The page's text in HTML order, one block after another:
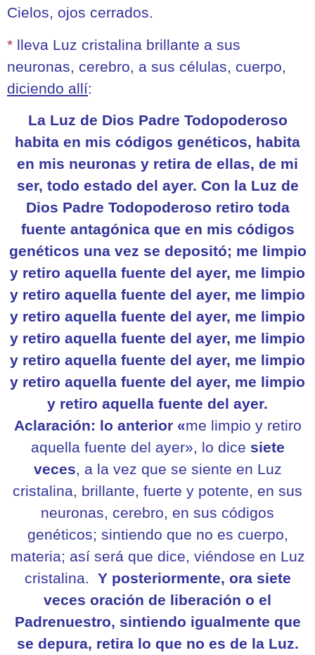
Cielos, ojos cerrados.
* lleva Luz cristalina brillante a sus
neuronas, cerebro, a sus células, cuerpo,
diciendo allí:
La Luz de Dios Padre Todopoderoso
habita en mis códigos genéticos, habita
en mis neuronas y retira de ellas, de mi
ser, todo estado del ayer. Con la Luz de
Dios Padre Todopoderoso retiro toda
fuente antagónica que en mis códigos
genéticos una vez se depositó; me limpio
y retiro aquella fuente del ayer, me limpio
y retiro aquella fuente del ayer, me limpio
y retiro aquella fuente del ayer, me limpio
y retiro aquella fuente del ayer, me limpio
y retiro aquella fuente del ayer, me limpio
y retiro aquella fuente del ayer, me limpio
y retiro aquella fuente del ayer.
Aclaración: lo anterior «me limpio y retiro
aquella fuente del ayer», lo dice siete
veces, a la vez que se siente en Luz
cristalina, brillante, fuerte y potente, en sus
neuronas, cerebro, en sus códigos
genéticos; sintiendo que no es cuerpo,
materia; así será que dice, viéndose en Luz
cristalina.
Y posteriormente, ora siete
veces oración de liberación o el
Padrenuestro, sintiendo igualmente que
se depura, retira lo que no es de la Luz.